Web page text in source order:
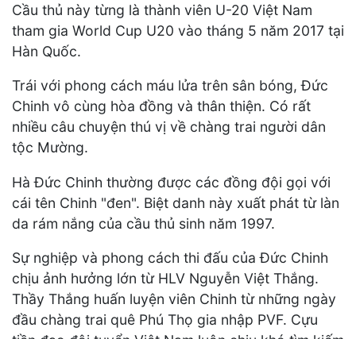
Cầu thủ này từng là thành viên U-20 Việt Nam
tham gia World Cup U20 vào tháng 5 năm 2017 tại
Hàn Quốc.
Trái với phong cách máu lửa trên sân bóng, Đức
Chinh vô cùng hòa đồng và thân thiện. Có rất
nhiều câu chuyện thú vị về chàng trai người dân
tộc Mường.
Hà Đức Chinh thường được các đồng đội gọi với
cái tên Chinh "đen". Biệt danh này xuất phát từ làn
da rám nắng của cầu thủ sinh năm 1997.
Sự nghiệp và phong cách thi đấu của Đức Chinh
chịu ảnh hưởng lớn từ HLV Nguyễn Việt Thắng.
Thầy Thắng huấn luyện viên Chinh từ những ngày
đầu chàng trai quê Phú Thọ gia nhập PVF. Cựu